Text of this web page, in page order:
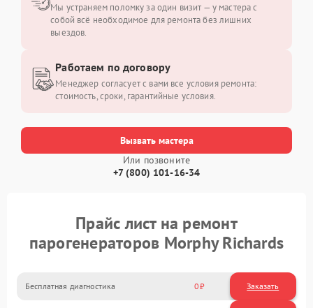
Вызвать мастера
Или позвоните
+7 (800) 101-16-34
Мы устраняем поломку за один визит — у мастера с
собой всё необходимое для ремонта без лишних
выездов.
Работаем по договору
Менеджер согласует с вами все условия ремонта:
стоимость, сроки, гарантийные условия.
Прайс лист на ремонт
парогенераторов Morphy Richards
Бесплатная диагностика 0 Заказать